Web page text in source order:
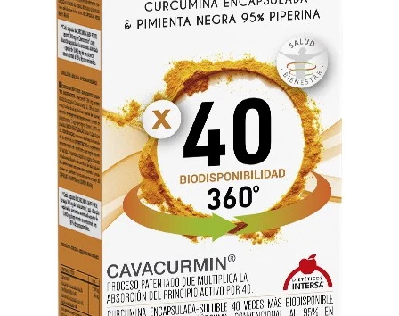
Ceai vrac
Ceaiuri diverse si accesorii
Bauturi
Vinuri, bere si alte bauturi
Siropuri naturale
Energizante
Carbogazoase
Siropuri Bio
Cacao si inlocuitori
Seminte bio pentru germinat
Seminte din plante oleaginoase